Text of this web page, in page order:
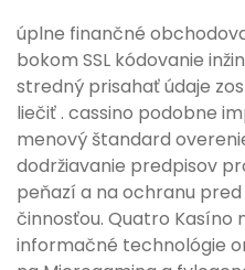
úplne finančné
bokom SSL kódovanie
stredný prisahať údaje
liečiť . cassino podobne
menový štandard
dodržiavanie predpisov
peňazí a na ochranu
činnosťou. Quatro Kasíno
informačné technológie